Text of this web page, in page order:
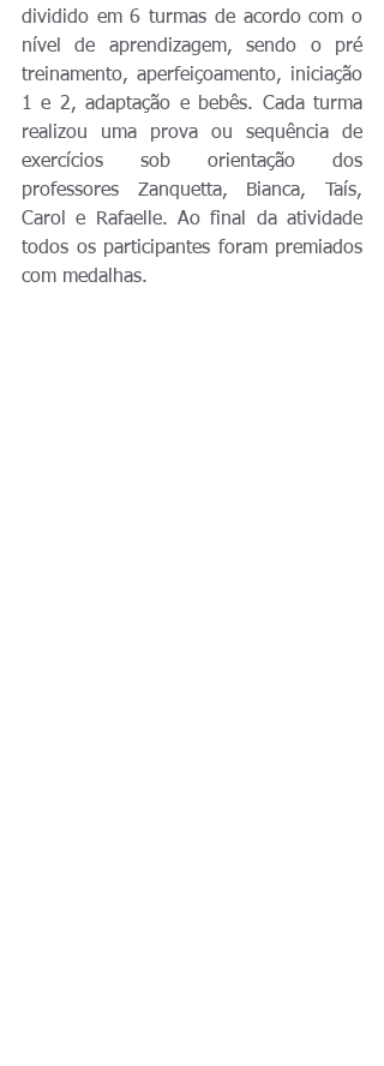
dividido em 6 turmas de acordo com o
nível de aprendizagem, sendo o pré
treinamento, aperfeiçoamento, iniciação
1 e 2, adaptação e bebês. Cada turma
realizou uma prova ou sequência de
exercícios sob orientação dos
professores Zanquetta, Bianca, Taís,
Carol e Rafaelle. Ao final da atividade
todos os participantes foram premiados
com medalhas.